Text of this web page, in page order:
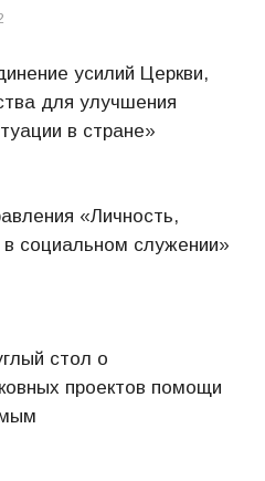
усилий Церкви,
для улучшения
в стране»
«Личность,
социальном служении»
стол о
проектов помощи